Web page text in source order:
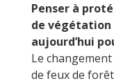
Penser à
de
aujourd’hui
Le
de feux de